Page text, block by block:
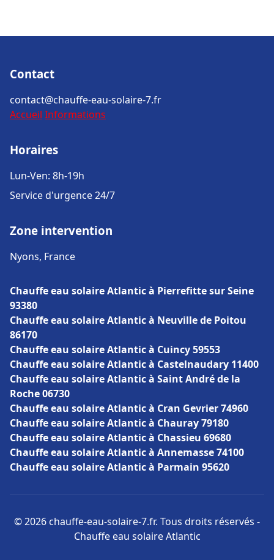
Contact
contact@chauffe-eau-solaire-7.fr
Accueil Informations
Horaires
Lun-Ven: 8h-19h
Service d'urgence 24/7
Zone intervention
Nyons, France
Chauffe eau solaire Atlantic à Pierrefitte sur Seine
93380
Chauffe eau solaire Atlantic à Neuville de Poitou
86170
Chauffe eau solaire Atlantic à Cuincy 59553
Chauffe eau solaire Atlantic à Castelnaudary 11400
Chauffe eau solaire Atlantic à Saint André de la
Roche 06730
Chauffe eau solaire Atlantic à Cran Gevrier 74960
Chauffe eau solaire Atlantic à Chauray 79180
Chauffe eau solaire Atlantic à Chassieu 69680
Chauffe eau solaire Atlantic à Annemasse 74100
Chauffe eau solaire Atlantic à Parmain 95620
© 2026 chauffe-eau-solaire-7.fr. Tous droits réservés -
Chauffe eau solaire Atlantic